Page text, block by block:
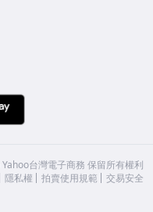
Yahoo台灣電子商務 保留所有權利
隱私權 拍賣使用規範 交易安全